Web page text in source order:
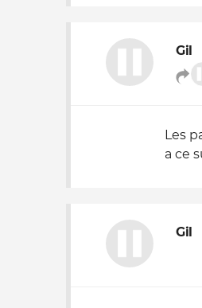
Gil
Les
a ce
Gil